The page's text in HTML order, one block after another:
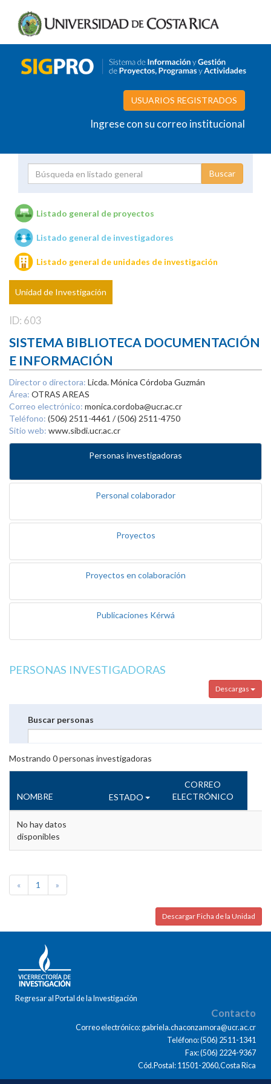
USUARIOS REGISTRADOS
Ingrese con su correo institucional
Unidades de investigación
Listado general de proyectos
Listado general de investigadores
Listado general de unidades de investigación
Unidad de Investigación
ID: 603
SISTEMA BIBLIOTECA DOCUMENTACIÓN
E INFORMACIÓN
Director o directora: Licda. Mónica Córdoba Guzmán
Área: OTRAS AREAS
Correo electrónico: monica.cordoba@ucr.ac.cr
Teléfono: (506) 2511-4461 / (506) 2511-4750
Sitio web: www.sibdi.ucr.ac.cr
Personas investigadoras
Personal colaborador
Proyectos
Proyectos en colaboración
Publicaciones Kérwá
PERSONAS INVESTIGADORAS
Descargas
Buscar personas
Mostrando 0personas investigadoras
NOMBRE ESTADO
CORREO
ELECTRÓNICO
No hay datos
disponibles
« 1 »
Descargar Ficha de la Unidad
Regresar al Portal de la Investigación
Contacto
Correo electrónico: gabriela.chaconzamora@ucr.ac.cr
Teléfono: (506) 2511-1341
Fax: (506) 2224-9367
Cód.Postal: 11501-2060,Costa Rica